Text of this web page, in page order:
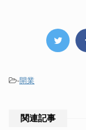
-開業
関連記事